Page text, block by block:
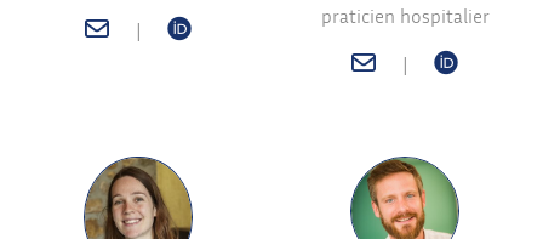
|
praticien hospitalier
|